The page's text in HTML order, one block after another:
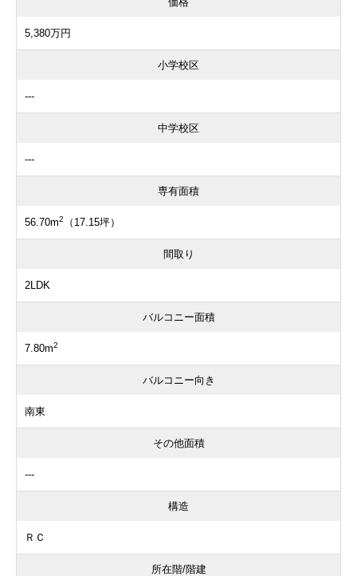
5,380万円
小学校区
---
中学校区
---
専有面積
56.70m2 （17.15坪）
間取り
2LDK
バルコニー面積
7.80m2
バルコニー向き
南東
その他面積
---
構造
ＲＣ
所在階/階建